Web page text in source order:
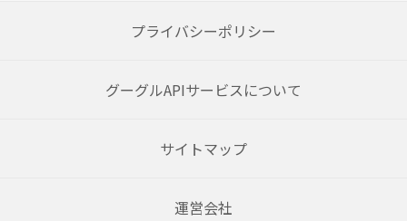
プライバシーポリシー
グーグルAPIサービスについて
サイトマップ
運営会社